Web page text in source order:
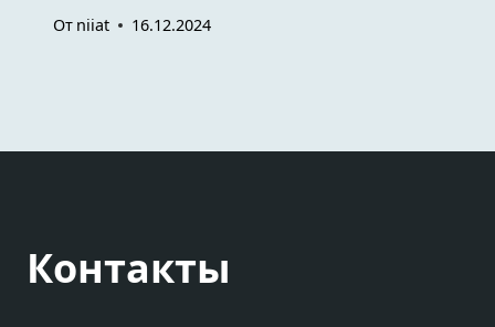
От niiat 16.12.2024
Контакты